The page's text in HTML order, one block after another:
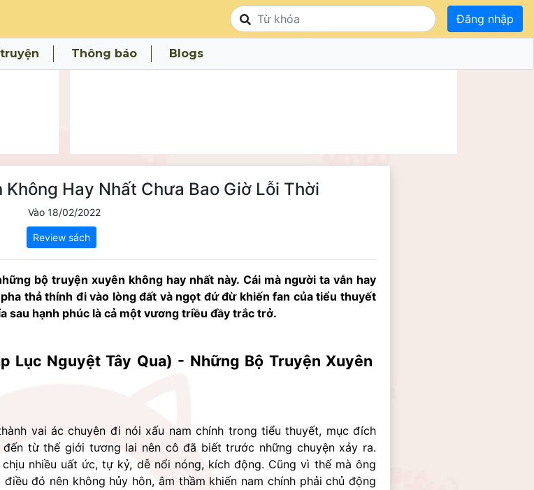
Đăng nhập
Thông báo Blogs
Hay Nhất Chưa Bao Giờ Lỗi Thời
Vào 18/02/2022
Review sách
bộ truyện xuyên không hay nhất này. Cái mà người ta vẫn hay
thả thính đi vào lòng đất và ngọt đứ đừ khiến fan của tiểu thuyết
sau hạnh phúc là cả một vương triều đầy trắc trở.
Lục Nguyệt Tây Qua) - Những Bộ Truyện Xuyên
vai ác chuyên đi nói xấu nam chính trong tiểu thuyết, mục đích
từ thế giới tương lai nên cô đã biết trước những chuyện xảy ra.
nhiều uất ức, tự kỷ, dễ nổi nóng, kích động. Cũng vì thế mà ông
đó nên không hủy hôn, âm thầm khiến nam chính phải chủ động